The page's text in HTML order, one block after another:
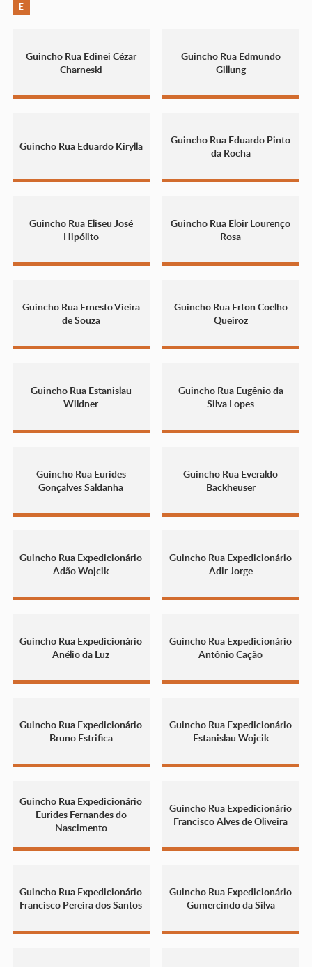
E
Guincho Rua Edinei Cézar
Charneski
Guincho Rua Edmundo
Gillung
Guincho Rua Eduardo Kirylla
Guincho Rua Eduardo Pinto
da Rocha
Guincho Rua Eliseu José
Hipólito
Guincho Rua Eloir Lourenço
Rosa
Guincho Rua Ernesto Vieira
de Souza
Guincho Rua Erton Coelho
Queiroz
Guincho Rua Estanislau
Wildner
Guincho Rua Eugênio da
Silva Lopes
Guincho Rua Eurides
Gonçalves Saldanha
Guincho Rua Everaldo
Backheuser
Guincho Rua Expedicionário
Adão Wojcik
Guincho Rua Expedicionário
Adir Jorge
Guincho Rua Expedicionário
Anélio da Luz
Guincho Rua Expedicionário
Antônio Cação
Guincho Rua Expedicionário
Bruno Estrifica
Guincho Rua Expedicionário
Estanislau Wojcik
Guincho Rua Expedicionário
Eurides Fernandes do
Nascimento
Guincho Rua Expedicionário
Francisco Alves de Oliveira
Guincho Rua Expedicionário
Francisco Pereira dos Santos
Guincho Rua Expedicionário
Gumercindo da Silva